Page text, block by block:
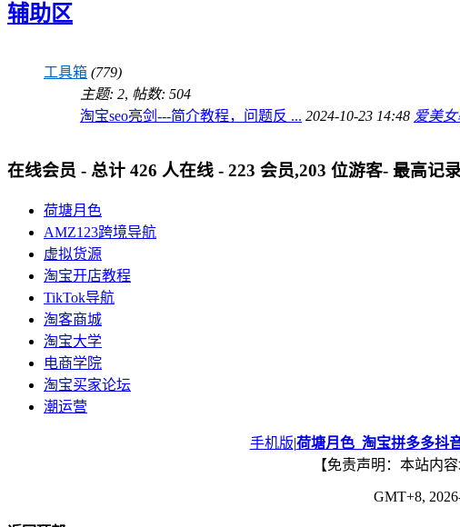
辅助区
工具箱 (779)
主题: 2, 帖数: 504
淘宝seo亮剑---简介教程，问题反 ... 2024-10-23 14:48 爱美
在线会员 - 总计 426 人在线 - 223 会员,203 位游客- 最高记
荷塘月色
AMZ123跨境导航
虚拟货源
淘宝开店教程
TikTok导航
淘客商城
淘宝大学
电商学院
淘宝买家论坛
潮运营
手机版|荷塘月色_淘宝拼多多抖
【免责声明：本站内
GMT+8,